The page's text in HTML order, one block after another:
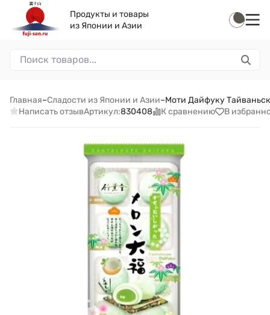
Продукты и товары
из Японии и Азии
Главная–Сладости из Японии и Азии–Моти Дайфуку
Написать отзывАртикул:830408 К сравнению В